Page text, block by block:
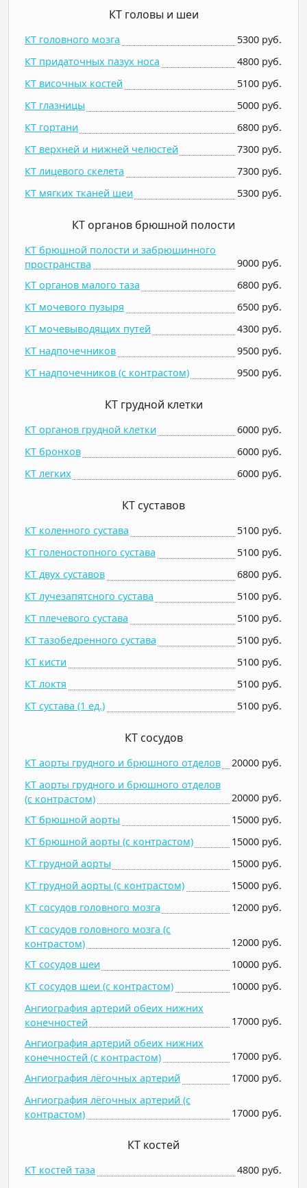
КТ головы и шеи
КТ головного мозга
5300 руб.
КТ придаточных пазух носа
4800 руб.
КТ височных костей
5100 руб.
КТ глазницы
5000 руб.
КТ гортани
6800 руб.
КТ верхней и нижней челюстей
7300 руб.
КТ лицевого скелета
7300 руб.
КТ мягких тканей шеи
5300 руб.
КТ органов брюшной полости
КТ брюшной полости и забрюшинного
пространства
9000 руб.
КТ органов малого таза
6800 руб.
КТ мочевого пузыря
6500 руб.
КТ мочевыводящих путей
4300 руб.
КТ надпочечников
9500 руб.
КТ надпочечников (c контрастом)
9500 руб.
КТ грудной клетки
КТ органов грудной клетки
6000 руб.
КТ бронхов
6000 руб.
КТ легких
6000 руб.
КТ суставов
КТ коленного сустава
5100 руб.
КТ голеностопного сустава
5100 руб.
КТ двух суставов
6800 руб.
КТ лучезапятсного сустава
5100 руб.
КТ плечевого сустава
5100 руб.
КТ тазобедренного сустава
5100 руб.
КТ кисти
5100 руб.
КТ локтя
5100 руб.
КТ сустава (1 ед.)
5100 руб.
КТ сосудов
КТ аорты грудного и брюшного отделов
20000 руб.
КТ аорты грудного и брюшного отделов
(c контрастом)
20000 руб.
КТ брюшной аорты
15000 руб.
КТ брюшной аорты (c контрастом)
15000 руб.
КТ грудной аорты
15000 руб.
КТ грудной аорты (c контрастом)
15000 руб.
КТ сосудов головного мозга
12000 руб.
КТ сосудов головного мозга (c
контрастом)
12000 руб.
КТ сосудов шеи
10000 руб.
КТ сосудов шеи (c контрастом)
10000 руб.
Ангиография артерий обеих нижних
конечностей
17000 руб.
Ангиография артерий обеих нижних
конечностей (c контрастом)
17000 руб.
Ангиография лёгочных артерий
17000 руб.
Ангиография лёгочных артерий (c
контрастом)
17000 руб.
КТ костей
КТ костей таза
4800 руб.